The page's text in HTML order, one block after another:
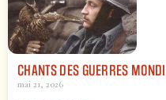
CHANTS DES GUERRES
mai 21, 2026